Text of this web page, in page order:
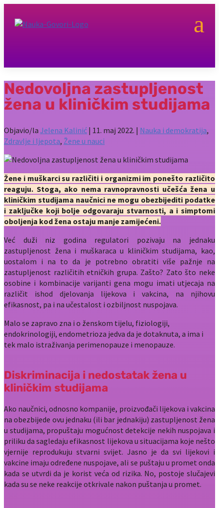
a
Nedovoljna zastupljenost
žena u kliničkim studijama
Objavio/la Jelena Kalinić | 11. maj 2022. | Nauka i demokratija,
Zdravlje i ljepota, Žene u nauci
Žene i muškarci su različiti i organizmi im ponešto različito
reaguju. Stoga, ako nema ravnopravnosti učešća žena u
kliničkim studijama naučnici ne mogu obezbijediti podatke
i zaključke koji bolje odgovaraju stvarnosti, a i simptomi
oboljenja kod žena ostaju manje zamijećeni.
Već duži niz godina regulatori pozivaju na jednaku
zastupljenost žena i muškaraca u kliničkim studijama, kao,
uostalom i na to da je potrebno obratiti više pažnje na
zastupljenost različitih etničkih grupa. Zašto? Zato što neke
osobine i kombinacije varijanti gena mogu imati utjecaja na
različit ishod djelovanja lijekova i vakcina, na njihovu
efikasnost, pa i na učestalost i ozbiljnost nuspojava.
Malo se zapravo zna i o ženskom tijelu, fiziologiji,
endokrinologiji, endometrioza jedva da je dotaknuta, a ima i
tek malo istraživanja perimenopauze i menopauze.
Diskriminacija i nedostatak žena u
kliničkim studijama
Ako naučnici, odnosno kompanije, proizvođači lijekova i vakcina
na obezbijede ovu jednaku (ili bar jednakiju) zastupljenost žena
u studijama, propuštaju mogućnost detekcije nekih nuspojava i
priliku da sagledaju efikasnost lijekova u situacijama koje nešto
vjernije reprodukuju stvarni svijet. Jasno je da svi lijekovi i
vakcine imaju određene nuspojave, ali se puštaju u promet onda
kada se utvrdi da je korist veća od rizika. No, postoje slučajevi
kada su se neke reakcije otkrivale nakon puštanja u promet.